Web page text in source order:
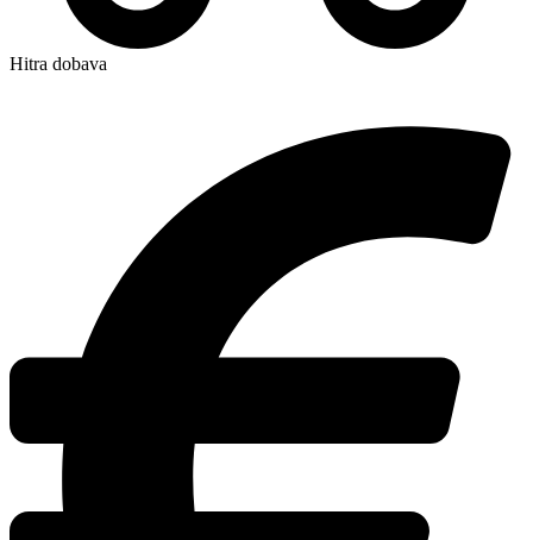
Hitra dobava